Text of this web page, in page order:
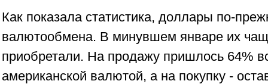
Как показала статистика, доллары по-
валютообмена. В минувшем январе их
приобретали. На продажу пришлось 64%
американской валютой, а на покупку -